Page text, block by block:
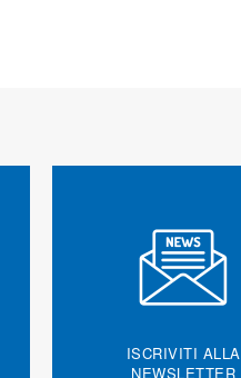
ISCRIVITI ALLA
NEWSLETTER